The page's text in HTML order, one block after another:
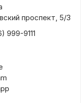
проспект, 5/3
999-9111